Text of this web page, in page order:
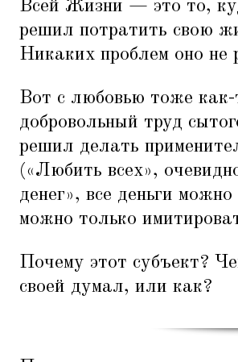
Всей Жизни — это то,
решил потратить свою
Никаких проблем оно не
Вот с любовью тоже
добровольный труд
решил делать
(«Любить всех»,
денег», все деньги
можно только
Почему этот субъект?
своей думал, или как?